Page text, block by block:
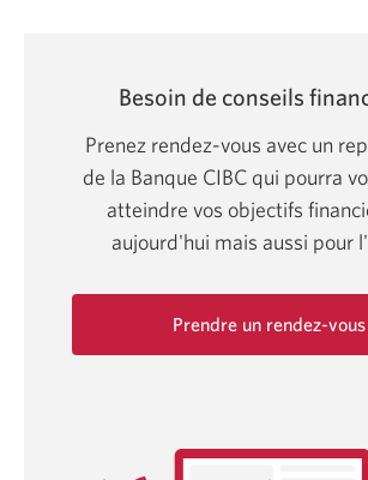
Besoin de conseils
Prenez rendez-vous avec un
de la Banque CIBC qui pourra
atteindre vos objectifs
aujourd'hui mais aussi pour
Prendre un rendez-vous